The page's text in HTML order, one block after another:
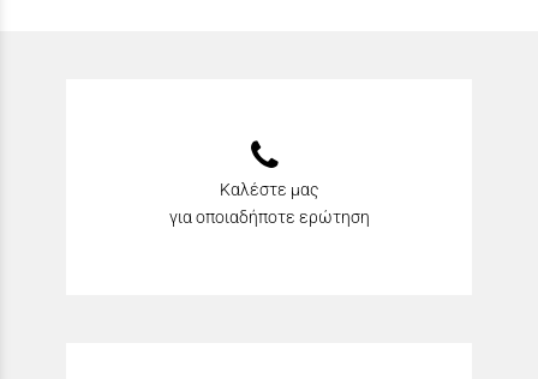
Καλέστε μας
για οποιαδήποτε ερώτηση